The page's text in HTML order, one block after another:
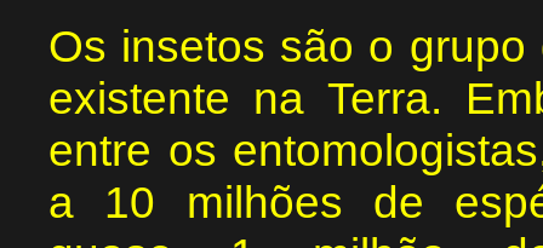
Os insetos são o
existente na Terra.
entre os
a 10 milhões de